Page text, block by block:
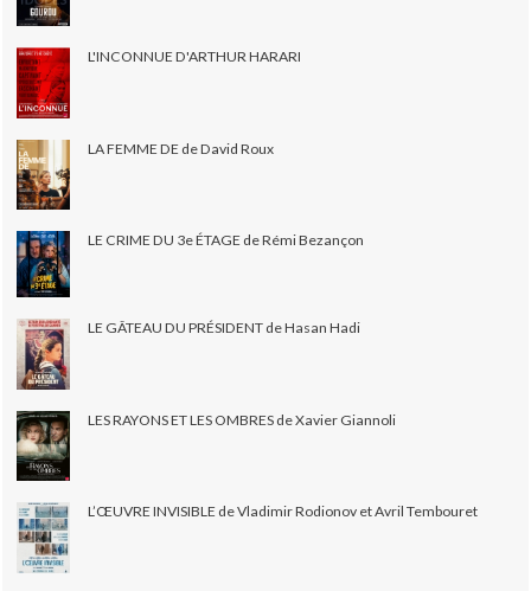
L'INCONNUE D'ARTHUR HARARI
LA FEMME DE de David Roux
LE CRIME DU 3e ÉTAGE de Rémi Bezançon
LE GÂTEAU DU PRÉSIDENT de Hasan Hadi
LES RAYONS ET LES OMBRES de Xavier Giannoli
L’ŒUVRE INVISIBLE de Vladimir Rodionov et Avril Tembouret